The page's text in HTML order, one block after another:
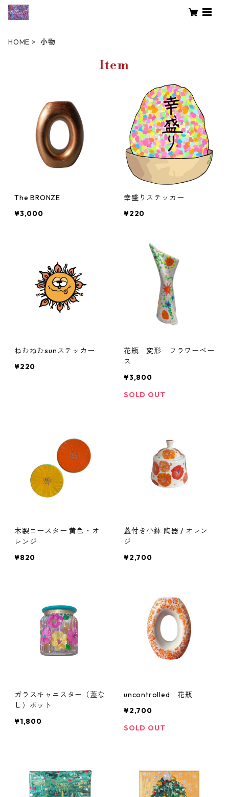
HOME 小物
Item
The BRONZE
¥3,000
幸盛りステッカー
¥220
ねむねむsunステッカー
¥220
花瓶 変形 フラワーベー
ス
¥3,800
SOLD OUT
木製コースター 黄色・オ
レンジ
¥820
蓋付き小鉢 陶器 / オレン
ジ
¥2,700
ガラスキャニスター（蓋な
し）ポット
¥1,800
uncontrolled 花瓶
¥2,700
SOLD OUT